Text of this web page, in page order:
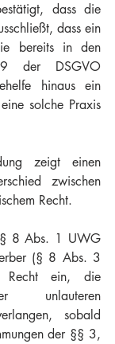
dass die
dass ein
bereits in den
der DSGVO
hinaus ein
solche Praxis
zeigt einen
zwischen
Recht.
8 Abs. 1 UWG
(§ 8 Abs. 3
ein, die
unlauteren
sobald
der §§ 3,